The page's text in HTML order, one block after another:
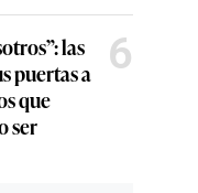
las
puertas a
que
ser
6